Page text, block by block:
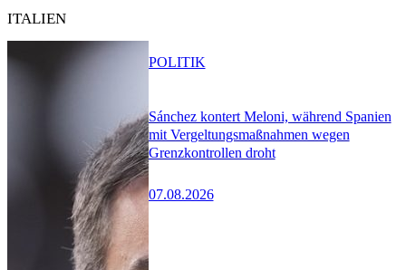
ITALIEN
Sánchez kontert Meloni, während Spanien
mit Vergeltungsmaßnahmen wegen
Grenzkontrollen droht
07.08.2026
POLITIK